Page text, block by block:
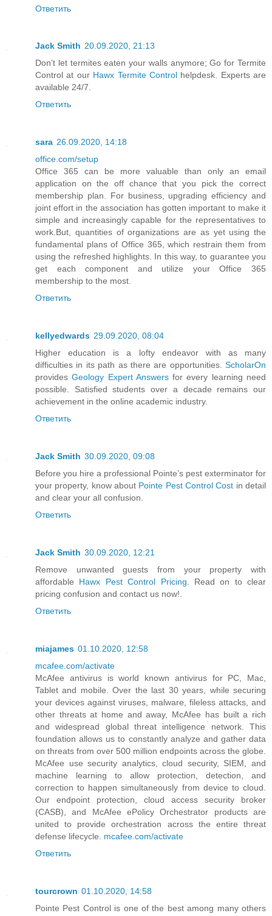
Ответить
Jack Smith 20.09.2020, 21:13
Don’t let termites eaten your walls anymore; Go for Termite
Control at our Hawx Termite Controlhelpdesk. Experts are
available 24/7.
Ответить
sara 26.09.2020, 14:18
office.com/setup
Office 365 can be more valuable than only an email
application on the off chance that you pick the correct
membership plan. For business, upgrading efficiency and
joint effort in the association has gotten important to make it
simple and increasingly capable for the representatives to
work.But, quantities of organizations are as yet using the
fundamental plans of Office 365, which restrain them from
using the refreshed highlights. In this way, to guarantee you
get each component and utilize your Office 365
membership to the most.
Ответить
kellyedwards 29.09.2020, 08:04
Higher education is a lofty endeavor with as many
difficulties in its path as there are opportunities. ScholarOn
providesGeology Expert Answersfor every learning need
possible. Satisfied students over a decade remains our
achievement in the online academic industry.
Ответить
Jack Smith 30.09.2020, 09:08
Before you hire a professional Pointe’s pest exterminator for
your property, know about Pointe Pest Control Cost in detail
and clear your all confusion.
Ответить
Jack Smith 30.09.2020, 12:21
Remove unwanted guests from your property with
affordable Hawx Pest Control Pricing. Read on to clear
pricing confusion and contact us now!.
Ответить
miajames 01.10.2020, 12:58
mcafee.com/activate
McAfee antivirus is world known antivirus for PC, Mac,
Tablet and mobile. Over the last 30 years, while securing
your devices against viruses, malware, fileless attacks, and
other threats at home and away, McAfee has built a rich
and widespread global threat intelligence network. This
foundation allows us to constantly analyze and gather data
on threats from over 500 million endpoints across the globe.
McAfee use security analytics, cloud security, SIEM, and
machine learning to allow protection, detection, and
correction to happen simultaneously from device to cloud.
Our endpoint protection, cloud access security broker
(CASB), and McAfee ePolicy Orchestrator products are
united to provide orchestration across the entire threat
defense lifecycle. mcafee.com/activate
Ответить
tourcrown 01.10.2020, 14:58
Pointe Pest Control is one of the best among many others